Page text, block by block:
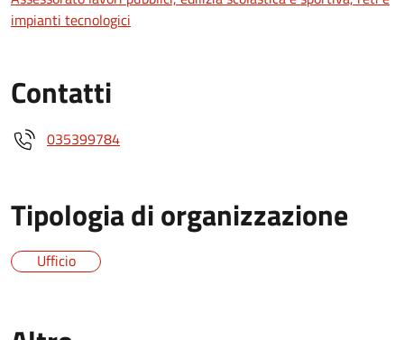
impianti tecnologici
Contatti
035399784
Tipologia di organizzazione
Ufficio